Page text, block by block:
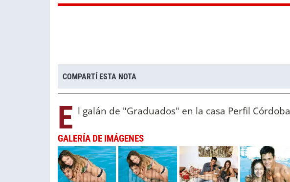
COMPARTÍ ESTA NOTA
E l galán de "Graduados" en la casa Perfil Córdoba
GALERÍA DE IMÁGENES